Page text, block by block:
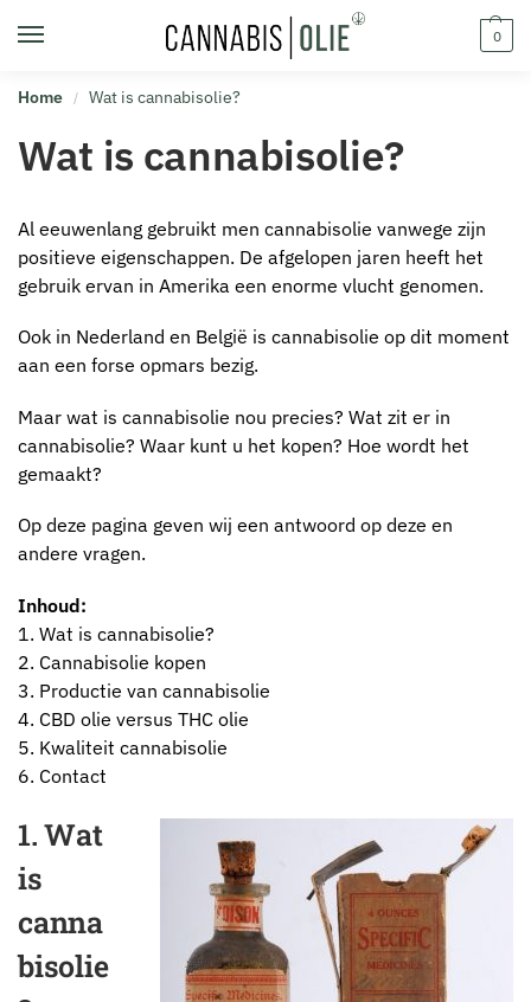
0
Home / Wat is cannabisolie?
Wat is cannabisolie?
Al eeuwenlang gebruikt men cannabisolie vanwege zijn
positieve eigenschappen. De afgelopen jaren heeft het
gebruik ervan in Amerika een enorme vlucht genomen.
Ook in Nederland en België is cannabisolie op dit moment
aan een forse opmars bezig.
Maar wat is cannabisolie nou precies? Wat zit er in
cannabisolie? Waar kunt u het kopen? Hoe wordt het
gemaakt?
Op deze pagina geven wij een antwoord op deze en
andere vragen.
Inhoud:
1. Wat is cannabisolie?
2. Cannabisolie kopen
3. Productie van cannabisolie
4. CBD olie versus THC olie
5. Kwaliteit cannabisolie
6. Contact
1. Wat
is
canna
bisolie